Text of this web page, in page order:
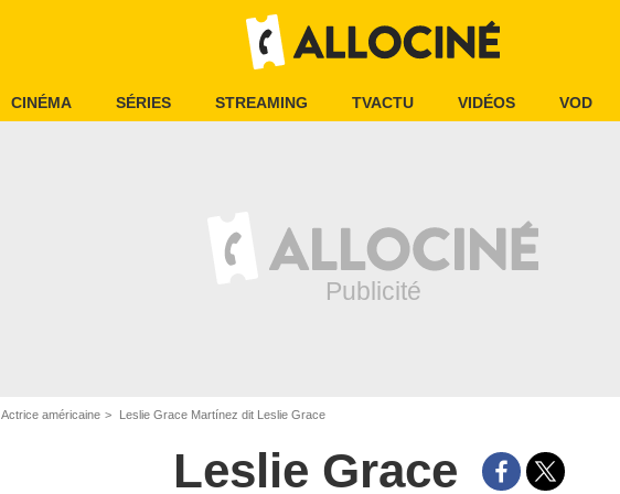
CINÉMA SÉRIES STREAMING TVACTU VIDÉOS VOD
Actrice américaine Leslie Grace Martínez dit Leslie Grace
Leslie Grace